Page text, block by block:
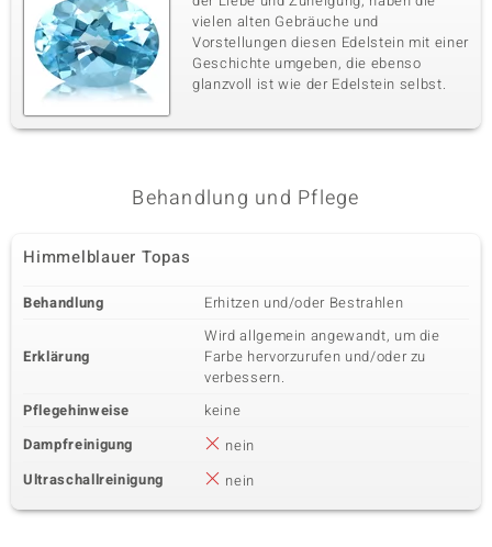
vielen alten Gebräuche und
Vorstellungen diesen Edelstein mit einer
Geschichte umgeben, die ebenso
glanzvoll ist wie der Edelstein selbst.
Behandlung und Pflege
Himmelblauer Topas
Behandlung Erhitzen und/oder Bestrahlen
Erklärung
Wird allgemein angewandt, um die
Farbe hervorzurufen und/oder zu
verbessern.
Pflegehinweise
keine
Dampfreinigung
nein
Ultraschallreinigung
nein